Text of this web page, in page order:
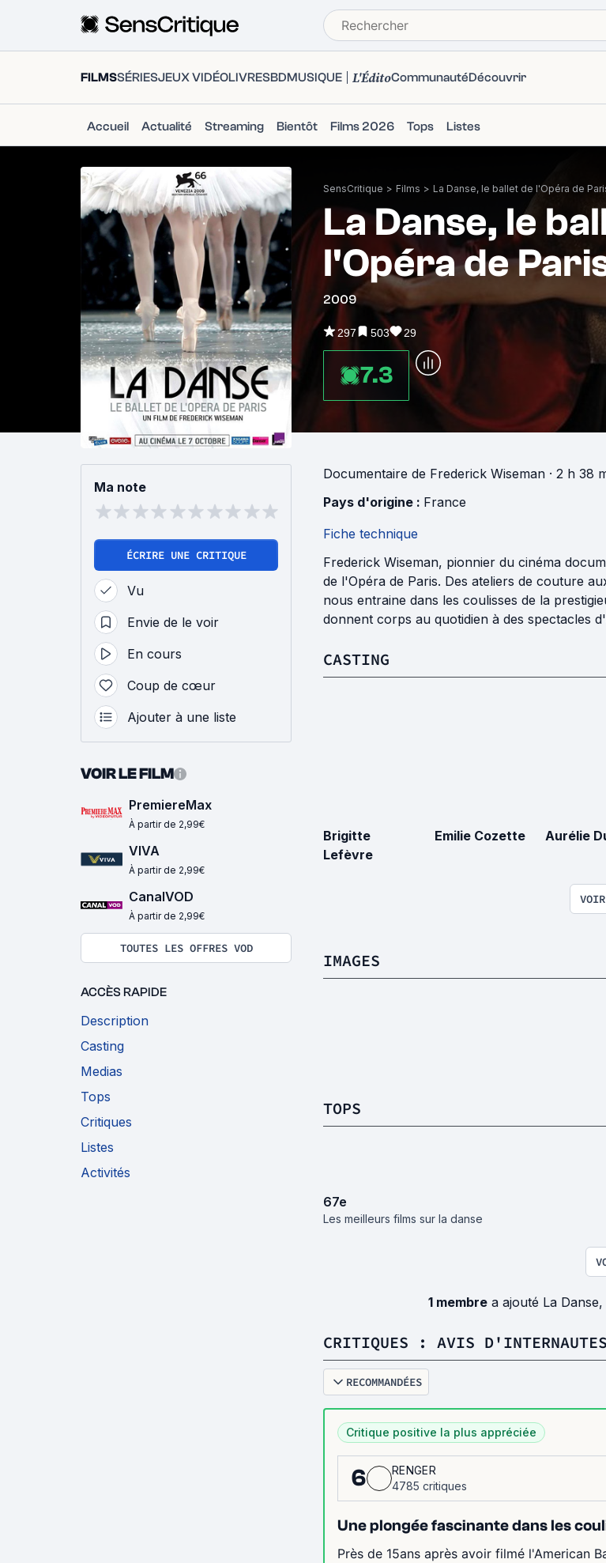
FILMSSÉRIESJEUX VIDÉOLIVRESBDMUSIQUE L'ÉditoCommunautéDécouvrir
Accueil Actualité Streaming Bientôt Films 2026 Tops Listes
SensCritique > Films > La Danse, le ballet de l'Opéra de
La Danse, le
l'Opéra de
2009
297 503 29
7.3
Ma note
ÉCRIRE UNE CRITIQUE
Vu
Envie de le voir
En cours
Coup de cœur
Ajouter à une liste
VOIR LE FILM
PremiereMax
À partir de 2,99€
VIVA
À partir de 2,99€
CanalVOD
À partir de 2,99€
TOUTES LES OFFRES VOD
ACCÈS RAPIDE
Description
Casting
Medias
Tops
Critiques
Listes
Activités
Documentaire de Frederick Wiseman · 2 h 38
Pays d'origine : France
Fiche technique
Frederick Wiseman, pionnier du cinéma
de l'Opéra de Paris. Des ateliers de couture
nous entraine dans les coulisses de la
donnent corps au quotidien à des spectacles
CASTING
Brigitte
Lefèvre
Emilie Cozette Aurélie
IMAGES
TOPS
67e
Les meilleurs films sur la danse
1 membrea ajouté La
CRITIQUES : AVIS
RECOMMANDÉES
Critique positive la plus appréciée
6
RENGER
4785 critiques
Une plongée fascinante dans les
Près de 15ans après avoir filmé l'American